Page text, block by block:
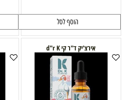
הוסף לסל
אירצ'יק ד"ר קי d"r K